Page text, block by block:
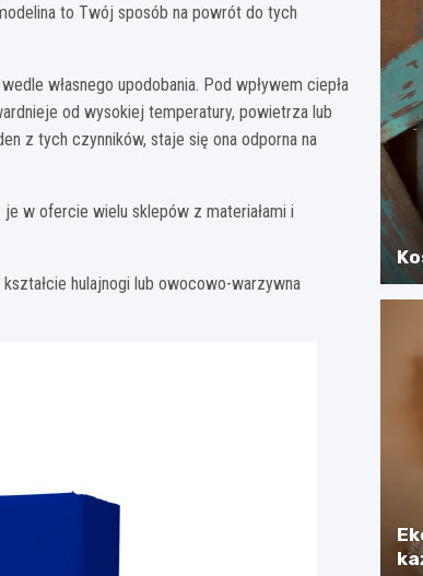
to Twój sposób na powrót do tych
własnego upodobania. Pod wpływem ciepła
od wysokiej temperatury, powietrza lub
z tych czynników, staje się ona odporna na
w ofercie wielu sklepów z materiałami i
hulajnogi lub owocowo-warzywna